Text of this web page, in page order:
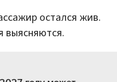
остался жив.
выясняются.